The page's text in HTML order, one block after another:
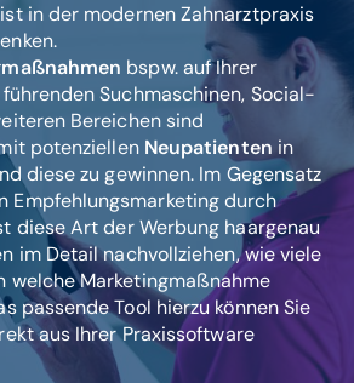
ist in der modernen Zahnarztpraxis
bspw. auf Ihrer
Suchmaschinen, Social-
Bereichen sind
potenziellen Neupatienten in
diese zu gewinnen. Im Gegensatz
Empfehlungsmarketing durch
diese Art der Werbung haargenau
im Detail nachvollziehen, wie viele
welche Marketingmaßnahme
passende Tool hierzu können Sie
aus Ihrer Praxissoftware